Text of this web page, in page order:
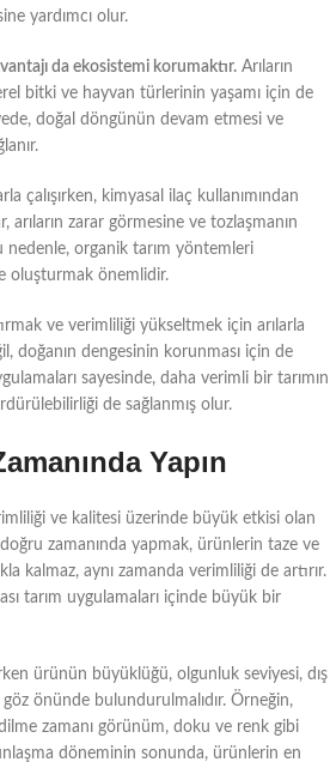
yardımcı olur.
da ekosistemi korumaktır. Arıların
bitki ve hayvan türlerinin yaşamı için de
doğal döngünün devam etmesi ve
çalışırken, kimyasal ilaç kullanımından
arıların zarar görmesine ve tozlaşmanın
nedenle, organik tarım yöntemleri
oluşturmak önemlidir.
ve verimliliği yükseltmek için arılarla
doğanın dengesinin korunması için de
sayesinde, daha verimli bir tarımın
de sağlanmış olur.
Yapın
ve kalitesi üzerinde büyük etkisi olan
zamanında yapmak, ürünlerin taze ve
kalmaz, aynı zamanda verimliliği de artırır.
tarım uygulamaları içinde büyük bir
ürünün büyüklüğü, olgunluk seviyesi, dış
önünde bulundurulmalıdır. Örneğin,
zamanı görünüm, doku ve renk gibi
döneminin sonunda, ürünlerin en